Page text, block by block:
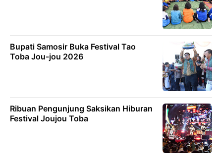
Bupati Samosir Buka Festival Tao
Toba Jou-jou 2026
Ribuan Pengunjung Saksikan Hiburan
Festival Joujou Toba